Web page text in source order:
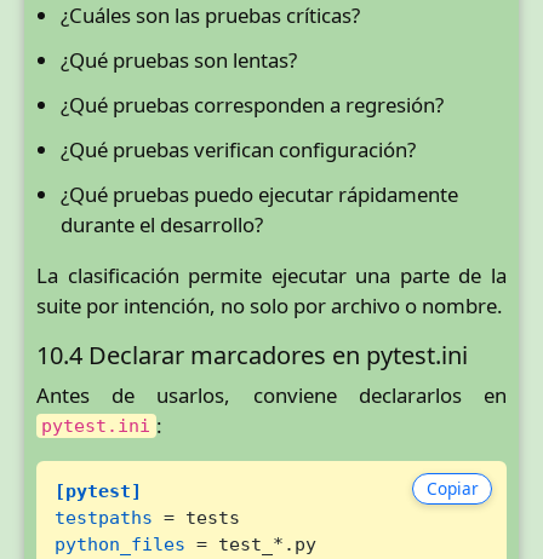
¿Cuáles son las pruebas críticas?
¿Qué pruebas son lentas?
¿Qué pruebas corresponden a regresión?
¿Qué pruebas verifican configuración?
¿Qué pruebas puedo ejecutar rápidamente
durante el desarrollo?
La clasificación permite ejecutar una parte de la
suite por intención, no solo por archivo o nombre.
10.4 Declarar marcadores en pytest.ini
Antes de usarlos, conviene declararlos en
pytest.ini :
Copiar
[pytest]
testpaths
python_files
= test_*.py